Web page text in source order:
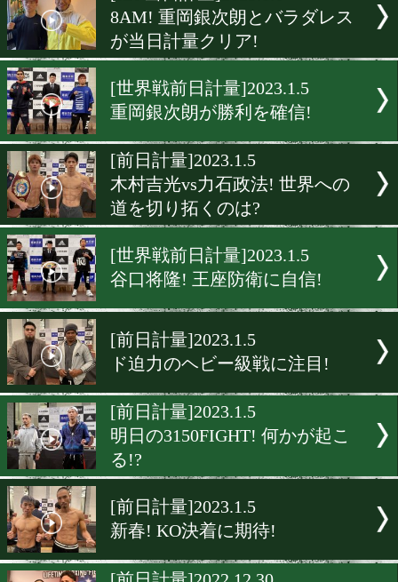
沖縄で開幕! R・オイコラ
目!
[前日計量]2023.1.13
熱戦まちがいなし! 豊嶋亮
佐々木尽!
[前日計量]2023.1.9
2023年! 松本圭佑が魅せる!
[IBF当日計量]2023.1.6
8AM! 重岡銀次朗とバラダ
が当日計量クリア!
[世界戦前日計量]2023.1.5
重岡銀次朗が勝利を確信!
[前日計量]2023.1.5
木村吉光vs力石政法! 世界
道を切り拓くのは?